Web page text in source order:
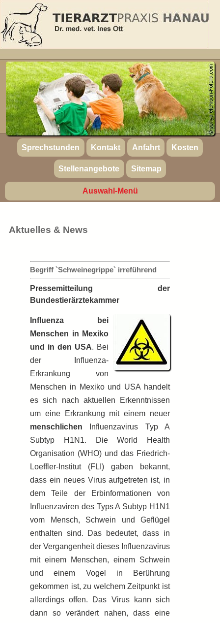
Sprechstunden Kontakt Anfahrt Kosten
Stellenangebote Sitemap
Auswahl-Menü
Aktuelles & News
Begriff `Schweinegrippe` irreführend
Pressemitteilung der
Bundestierärztekammer
Influenza bei
Menschen in Mexiko
und in den USA. Bei
der Influenza-
Erkrankung von
Menschen in Mexiko und USA handelt
es sich nach aktuellen Erkenntnissen
um eine Erkrankung mit einem neuer
menschlichen Influenzavirus Typ A
Subtyp H1N1. Die World Health
Organisation (WHO) und das Friedrich-
Loeffler-Institut (FLI) gaben bekannt,
dass ein neues Virus aufgetreten ist, in
dem Teile der Erbinformationen von
Influenzaviren des Typs A Subtyp H1N1
vom Mensch, Schwein und Geflügel
enthalten sind. Das bedeutet, dass in
der Vergangenheit dieses Influenzavirus
mit einem Menschen, einem Schwein
und einem Vogel in Berührung
gekommen ist, zu welchem Zeitpunkt ist
allerdings offen. Das Virus kann sich
dann so verändert nahen, dass eine